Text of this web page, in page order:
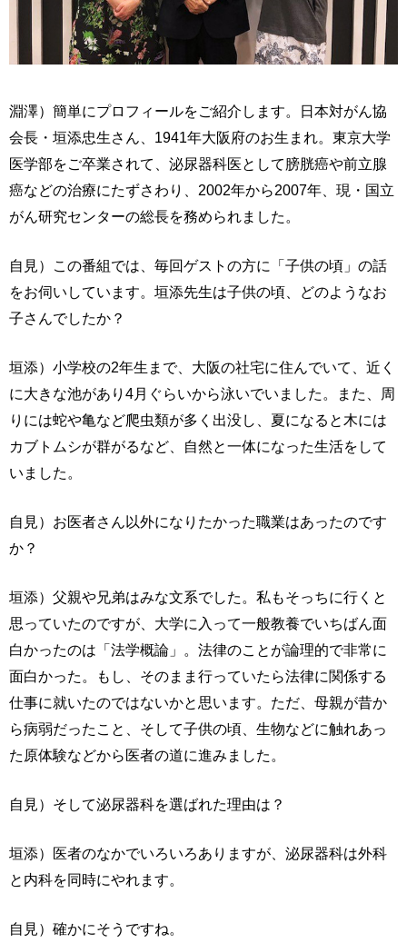
淵澤）簡単にプロフィールをご紹介します。日本対がん協
会長・垣添忠生さん、1941年大阪府のお生まれ。東京大学
医学部をご卒業されて、泌尿器科医として膀胱癌や前立腺
癌などの治療にたずさわり、2002年から2007年、現・国立
がん研究センターの総長を務められました。
自見）この番組では、毎回ゲストの方に「子供の頃」の話
をお伺いしています。垣添先生は子供の頃、どのようなお
子さんでしたか？
垣添）小学校の2年生まで、大阪の社宅に住んでいて、近く
に大きな池があり4月ぐらいから泳いでいました。また、周
りには蛇や亀など爬虫類が多く出没し、夏になると木には
カブトムシが群がるなど、自然と一体になった生活をして
いました。
自見）お医者さん以外になりたかった職業はあったのです
か？
垣添）父親や兄弟はみな文系でした。私もそっちに行くと
思っていたのですが、大学に入って一般教養でいちばん面
白かったのは「法学概論」。法律のことが論理的で非常に
面白かった。もし、そのまま行っていたら法律に関係する
仕事に就いたのではないかと思います。ただ、母親が昔か
ら病弱だったこと、そして子供の頃、生物などに触れあっ
た原体験などから医者の道に進みました。
自見）そして泌尿器科を選ばれた理由は？
垣添）医者のなかでいろいろありますが、泌尿器科は外科
と内科を同時にやれます。
自見）確かにそうですね。